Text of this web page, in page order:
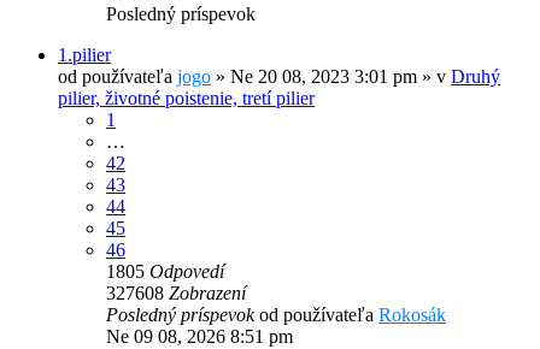
Posledný príspevok
1.pilier
od používateľa jogo » Ne 20 08, 2023 3:01 pm » v Druhý
pilier, životné poistenie, tretí pilier
1
…
42
43
44
45
46
1805 Odpovedí
327608 Zobrazení
Posledný príspevokod používateľa Rokosák
Ne 09 08, 2026 8:51 pm